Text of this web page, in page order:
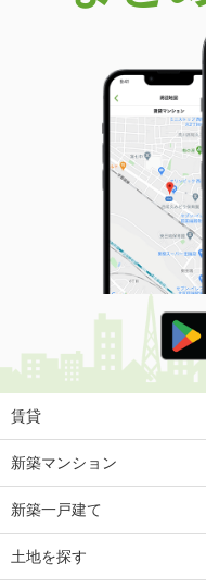
賃貸
新築マンション
新築一戸建て
土地を探す